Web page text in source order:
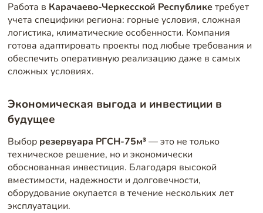
Работа в Карачаево-Черкесской Республикетребует
учета специфики региона: горные условия, сложная
логистика, климатические особенности. Компания
готова адаптировать проекты под любые требования и
обеспечить оперативную реализацию даже в самых
сложных условиях.
Экономическая выгода и инвестиции в
будущее
Выбор резервуара РГСН-75м³— это не только
техническое решение, но и экономически
обоснованная инвестиция. Благодаря высокой
вместимости, надежности и долговечности,
оборудование окупается в течение нескольких лет
эксплуатации.